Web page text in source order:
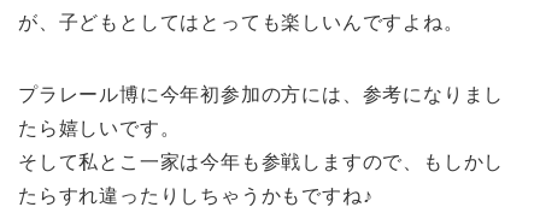
が、子どもとしてはとっても楽しいんですよね。
プラレール博に今年初参加の方には、参考になりまし
たら嬉しいです。
そして私とこ一家は今年も参戦しますので、もしかし
たらすれ違ったりしちゃうかもですね♪